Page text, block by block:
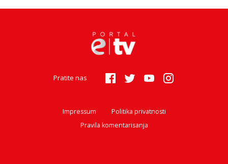
Pratite nas
Impressum
Politika privatnosti
Pravila komentarisanja